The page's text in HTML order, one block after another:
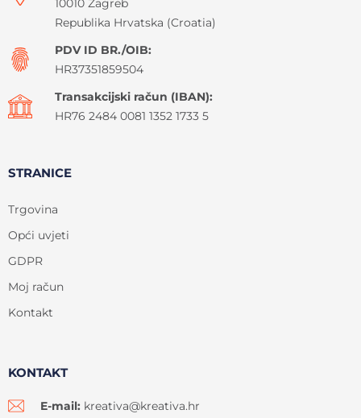
10010 Zagreb
Republika Hrvatska (Croatia)
PDV ID BR./OIB:
HR37351859504
Transakcijski račun (IBAN):
HR76 2484 0081 1352 1733 5
STRANICE
Trgovina
Opći uvjeti
GDPR
Moj račun
Kontakt
KONTAKT
E-mail: kreativa@kreativa.hr